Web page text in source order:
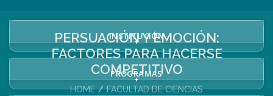
INSTITUCIÓN
+
PROGRAMAS
+
PERSUACIÓN Y EMOCIÓN:
FACTORES PARA HACERSE
COMPETITIVO
HOME
FACULTAD DE CIENCIAS